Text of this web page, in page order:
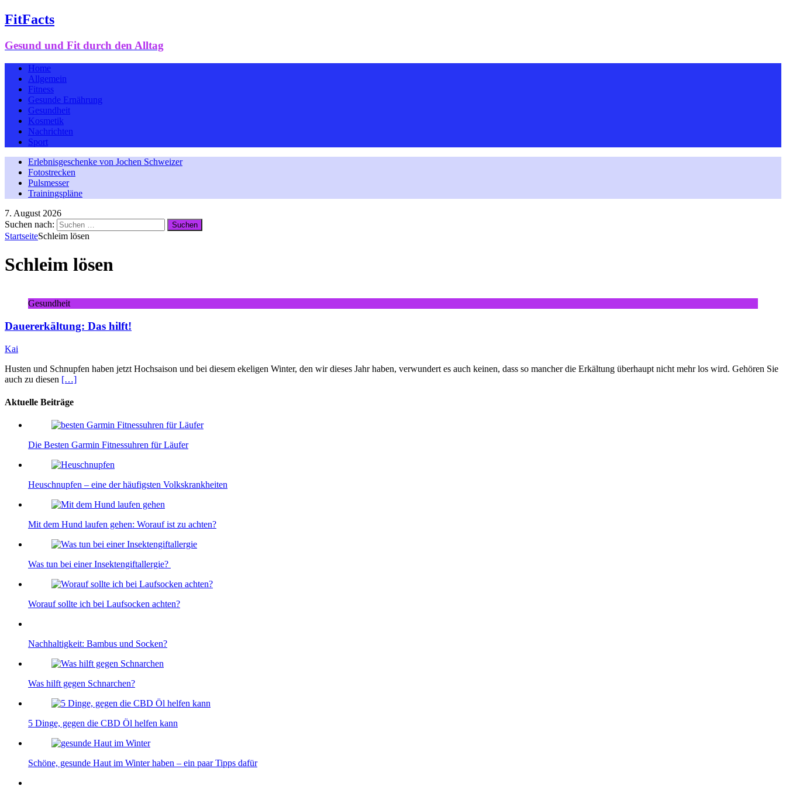
FitFacts
Gesund und Fit durch den Alltag
Home
Allgemein
Fitness
Gesunde Ernährung
Gesundheit
Kosmetik
Nachrichten
Sport
Erlebnisgeschenke von Jochen Schweizer
Fotostrecken
Pulsmesser
Trainingspläne
7. August 2026
Suchen nach:
StartseiteSchleim lösen
Schleim lösen
Gesundheit
Dauererkältung: Das hilft!
Kai
Husten und Schnupfen haben jetzt Hochsaison und bei diesem ekeligen Winter, den wir dieses Jahr haben, verwundert es auch keinen, dass so mancher die Erkältung überhaupt nicht mehr los wird. Gehören Sie
auch zu diesen […]
Aktuelle Beiträge
Die Besten Garmin Fitnessuhren für Läufer
Heuschnupfen – eine der häufigsten Volkskrankheiten
Mit dem Hund laufen gehen: Worauf ist zu achten?
Was tun bei einer Insektengiftallergie?
Worauf sollte ich bei Laufsocken achten?
Nachhaltigkeit: Bambus und Socken?
Was hilft gegen Schnarchen?
5 Dinge, gegen die CBD Öl helfen kann
Schöne, gesunde Haut im Winter haben – ein paar Tipps dafür